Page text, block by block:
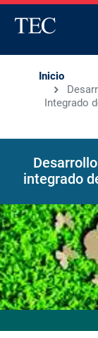
Inicio
Integrado
integrado